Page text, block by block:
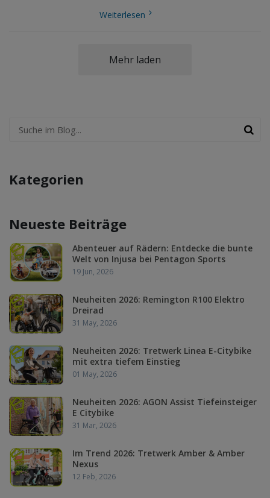
Weiterlesen
Mehr laden
Kategorien
Neueste Beiträge
Abenteuer auf Rädern: Entdecke die bunte
Welt von Injusa bei Pentagon Sports
19 Jun, 2026
Neuheiten 2026: Remington R100 Elektro
Dreirad
31 May, 2026
Neuheiten 2026: Tretwerk Linea E-Citybike
mit extra tiefem Einstieg
01 May, 2026
Neuheiten 2026: AGON Assist Tiefeinsteiger
E Citybike
31 Mar, 2026
Im Trend 2026: Tretwerk Amber & Amber
Nexus
12 Feb, 2026